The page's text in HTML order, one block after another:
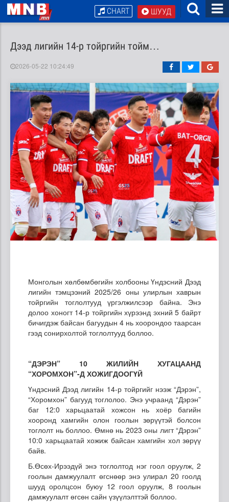
ШУУД
CHART
Дээд лигийн 14-р тойргийн тойм…
2026-05-22 10:24:49
Монголын хөлбөмбөгийн холбооны Үндэсний Дээд
лигийн тэмцээний 2025/26 оны улирлын хаврын
тойргийн тоглолтууд үргэлжилсээр байна. Энэ
долоо хоногт 14-р тойргийн хүрээнд эхний 5 байрт
бичигдэж байсан багуудын 4 нь хоорондоо таарсан
гээд сонирхолтой тоглолтууд боллоо.
“ДЭРЭН” 10 ЖИЛИЙН ХУГАЦААНД
“ХОРОМХОН”-Д ХОЖИГДООГҮЙ
Үндэсний Дээд лигийн 14-р тойргийг нээж “Дэрэн”,
“Хоромхон” багууд тоглолоо. Энэ учраанд “Дэрэн”
баг 12:0 харьцаатай хожсон нь хоёр багийн
хооронд хамгийн олон гоолын зөрүүтэй болсон
тоглолт нь боллоо. Өмнө нь 2023 оны лигт “Дэрэн”
10:0 харьцаатай хожиж байсан хамгийн хол зөрүү
байв.
Б.Өсөх-Ирээдүй энэ тоглолтод нэг гоол оруулж, 2
гоолын дамжуулалт өгснөөр энэ улирал 20 гоолд
шууд оролцсон буюу 12 гоол оруулж, 8 гоолын
дамжуулалт өгсөн сайн үзүүлэлттэй боллоо.